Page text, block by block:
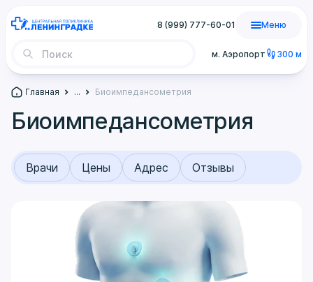
м. Аэропорт 300 м
8 (999) 777-60-01 Меню
Главная ... Биоимпедансометрия
Биоимпедансометрия
Врачи Цены Адрес Отзывы